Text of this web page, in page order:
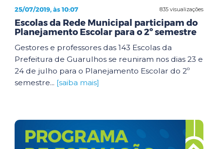
835 visualizações
25/07/2019, às 10:07
Escolas da Rede Municipal participam do
Planejamento Escolar para o 2º semestre
Gestores e professores das 143 Escolas da
Prefeitura de Guarulhos se reuniram nos dias 23 e
24 de julho para o Planejamento Escolar do 2º
semestre... [saiba mais]